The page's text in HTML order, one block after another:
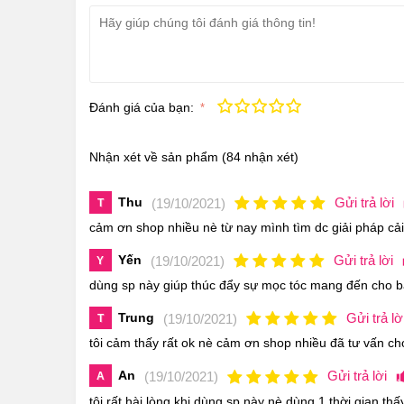
Dầu Gội Trị Rụng Tóc
RevitaLash Thickening Shampoo là dầu gội
toàn trong quá trình sử dụng. Với công dụng
hoàn toàn an tâm.
Đánh giá của bạn: Tuyệt vời!
Rất tốt
Trung bình
Fair
Kém
Nhận xét về sản phẩm (84 nhận xét)
T Thu (19/10/2021) Gửi trả lời
cảm ơn shop nhiều nè từ nay mình tìm dc giải pháp
Y Yến (19/10/2021) Gửi trả lời
dùng sp này giúp thúc đẩy sự mọc tóc mang đến cho
T Trung (19/10/2021) Gửi trả
tôi cảm thấy rất ok nè cảm ơn shop nhiều đã tư vấn
A An (19/10/2021) Gửi trả lời
tôi rất hài lòng khi dùng sp này nè dùng 1 thời gian